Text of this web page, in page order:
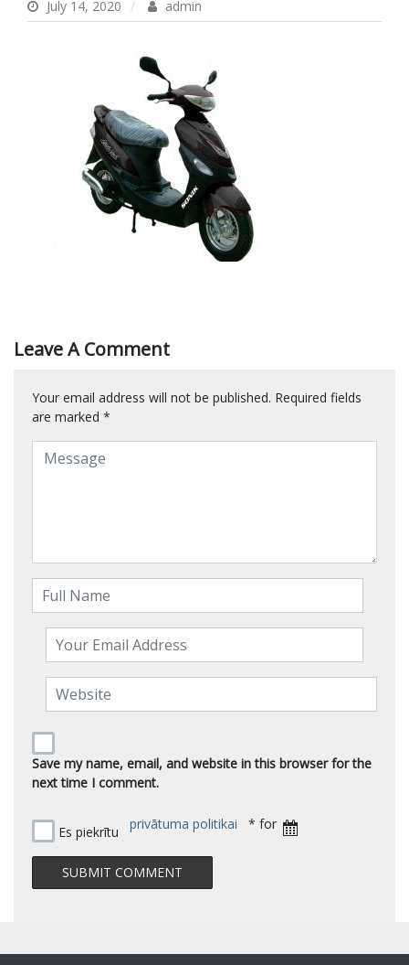
July 14, 2020 admin
Leave A Comment
Your email address will not be published. Required fields
are marked *
Save my name, email, and website in this browser for the
next time I comment.
Es piekrītu privātuma politikai * for